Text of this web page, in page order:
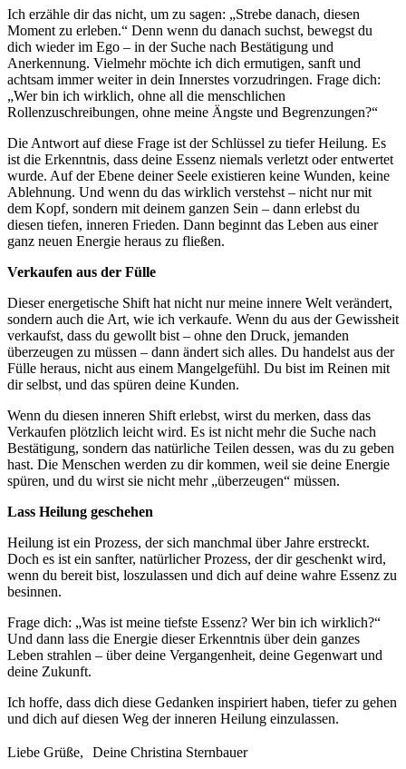
Ich erzähle dir das nicht, um zu sagen: „Strebe danach, diesen
Moment zu erleben.“ Denn wenn du danach suchst, bewegst du
dich wieder im Ego – in der Suche nach Bestätigung und
Anerkennung. Vielmehr möchte ich dich ermutigen, sanft und
achtsam immer weiter in dein Innerstes vorzudringen. Frage dich:
„Wer bin ich wirklich, ohne all die menschlichen
Rollenzuschreibungen, ohne meine Ängste und Begrenzungen?“
Die Antwort auf diese Frage ist der Schlüssel zu tiefer Heilung. Es
ist die Erkenntnis, dass deine Essenz niemals verletzt oder entwertet
wurde. Auf der Ebene deiner Seele existieren keine Wunden, keine
Ablehnung. Und wenn du das wirklich verstehst – nicht nur mit
dem Kopf, sondern mit deinem ganzen Sein – dann erlebst du
diesen tiefen, inneren Frieden. Dann beginnt das Leben aus einer
ganz neuen Energie heraus zu fließen.
Verkaufen aus der Fülle
Dieser energetische Shift hat nicht nur meine innere Welt verändert,
sondern auch die Art, wie ich verkaufe. Wenn du aus der Gewissheit
verkaufst, dass du gewollt bist – ohne den Druck, jemanden
überzeugen zu müssen – dann ändert sich alles. Du handelst aus der
Fülle heraus, nicht aus einem Mangelgefühl. Du bist im Reinen mit
dir selbst, und das spüren deine Kunden.
Wenn du diesen inneren Shift erlebst, wirst du merken, dass das
Verkaufen plötzlich leicht wird. Es ist nicht mehr die Suche nach
Bestätigung, sondern das natürliche Teilen dessen, was du zu geben
hast. Die Menschen werden zu dir kommen, weil sie deine Energie
spüren, und du wirst sie nicht mehr „überzeugen“ müssen.
Lass Heilung geschehen
Heilung ist ein Prozess, der sich manchmal über Jahre erstreckt.
Doch es ist ein sanfter, natürlicher Prozess, der dir geschenkt wird,
wenn du bereit bist, loszulassen und dich auf deine wahre Essenz zu
besinnen.
Frage dich: „Was ist meine tiefste Essenz? Wer bin ich wirklich?“
Und dann lass die Energie dieser Erkenntnis über dein ganzes
Leben strahlen – über deine Vergangenheit, deine Gegenwart und
deine Zukunft.
Ich hoffe, dass dich diese Gedanken inspiriert haben, tiefer zu gehen
und dich auf diesen Weg der inneren Heilung einzulassen.
Liebe Grüße, Deine Christina Sternbauer